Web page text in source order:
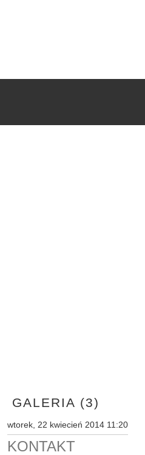
GALERIA (3)
wtorek, 22 kwiecień 2014 11:20
KONTAKT